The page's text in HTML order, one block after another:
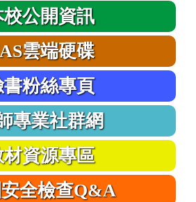
校公開資訊
雲端硬碟
書粉絲專頁
專業社群網
材資源專區
全檢查Q&A